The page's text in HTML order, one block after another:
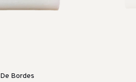
De Bordes